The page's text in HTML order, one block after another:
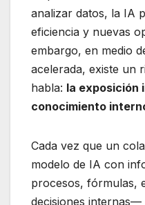
analizar datos, la IA
eficiencia y nuevas
embargo, en medio
acelerada, existe un
habla: la exposición
conocimiento
Cada vez que un
modelo de IA con
procesos, fórmulas,
decisiones internas—